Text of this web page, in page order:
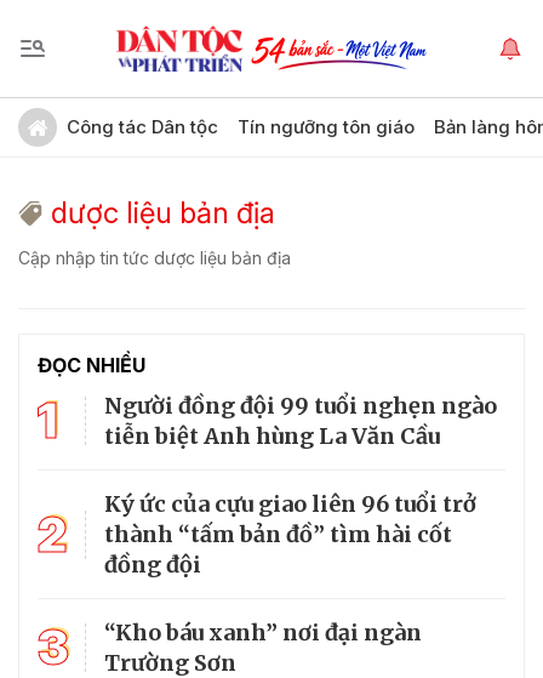
Công tác Dân tộc Tín ngưỡng tôn giáo Bản làng
dược liệu bản địa
Cập nhập tin tức dược liệu bản địa
ĐỌC NHIỀU
1
Người đồng đội 99 tuổi nghẹn ngào
tiễn biệt Anh hùng La Văn Cầu
2
Ký ức của cựu giao liên 96 tuổi trở
thành “tấm bản đồ” tìm hài cốt
đồng đội
3
“Kho báu xanh” nơi đại ngàn
Trường Sơn